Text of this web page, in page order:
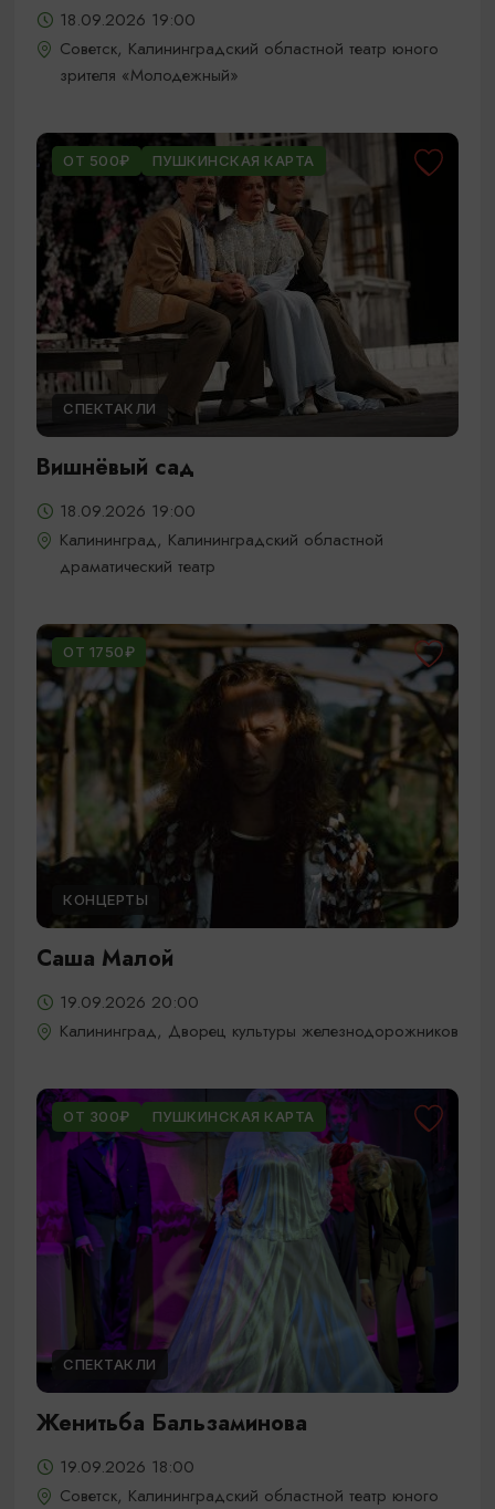
18.09.2026 19:00
Советск, Калининградский областной театр юного
зрителя «Молодежный»
ОТ 500₽ ПУШКИНСКАЯ КАРТА
СПЕКТАКЛИ
Вишнёвый сад
18.09.2026 19:00
Калининград, Калининградский областной
драматический театр
ОТ 1750₽
КОНЦЕРТЫ
Саша Малой
19.09.2026 20:00
Калининград, Дворец культуры железнодорожников
ОТ 300₽ ПУШКИНСКАЯ КАРТА
СПЕКТАКЛИ
Женитьба Бальзаминова
19.09.2026 18:00
Советск, Калининградский областной театр юного